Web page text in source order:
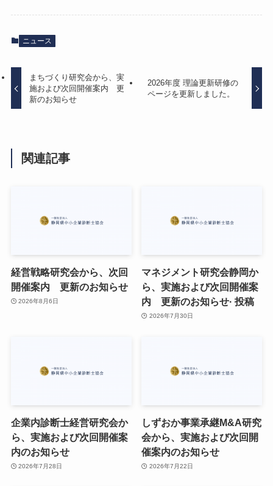
ニュース
まちづくり研究会から、実
施および次回開催案内 更
新のお知らせ
2026年度 理論更新研修の
ページを更新しました。
関連記事
経営戦略研究会から、次回
開催案内 更新のお知らせ
2026年8月6日
マネジメント研究会静岡か
ら、実施および次回開催案
内 更新のお知らせ· 投稿
2026年7月30日
企業内診断士経営研究会か
ら、実施および次回開催案
内のお知らせ
2026年7月28日
しずおか事業承継M&A研究
会から、実施および次回開
催案内のお知らせ
2026年7月22日